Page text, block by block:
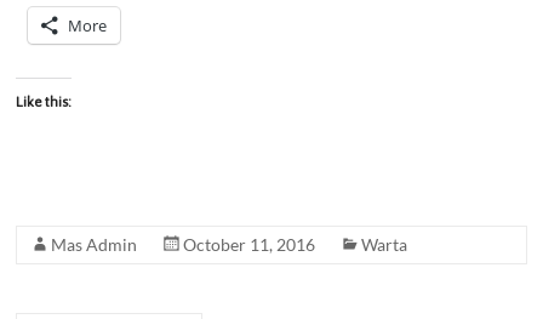
More
Like this:
Mas Admin October 11, 2016 Warta